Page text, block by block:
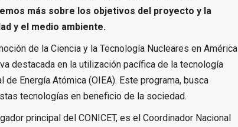
más sobre los objetivos del proyecto y la
y el medio ambiente.
de la Ciencia y la Tecnología Nucleares en América
destacada en la utilización pacífica de la tecnología
Energía Atómica (OIEA). Este programa, busca
tecnologías en beneficio de la sociedad.
principal del CONICET, es el Coordinador Nacional